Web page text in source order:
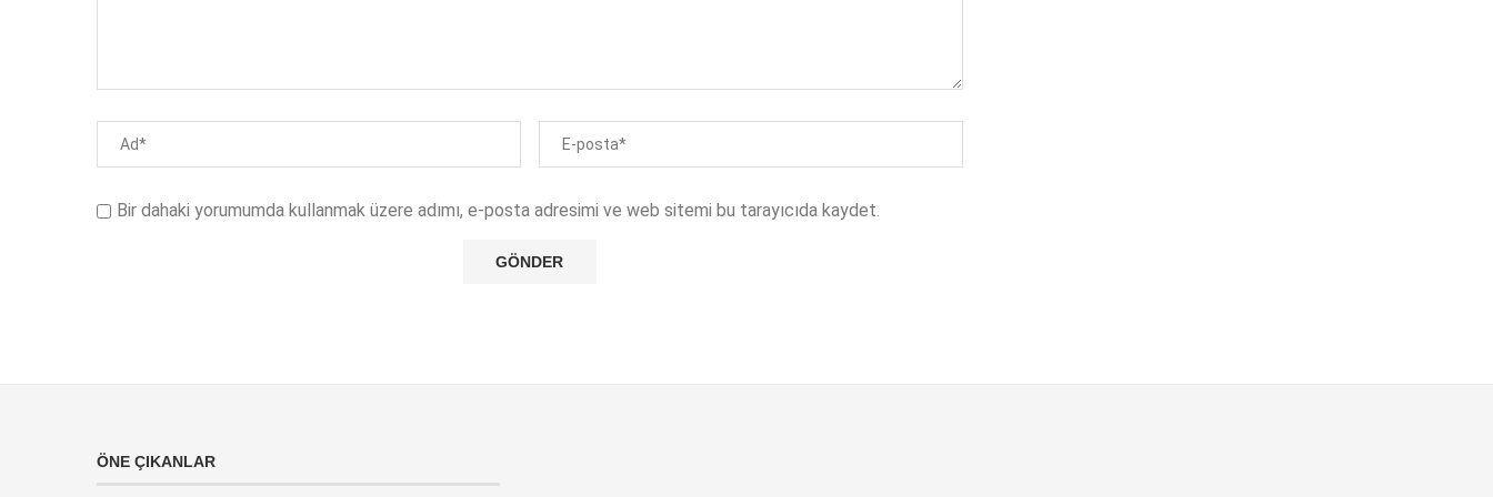
Bir dahaki yorumumda kullanmak üzere adımı, e-posta adresimi ve web sitemi bu tarayıcıda kaydet.
ÖNE ÇIKANLAR